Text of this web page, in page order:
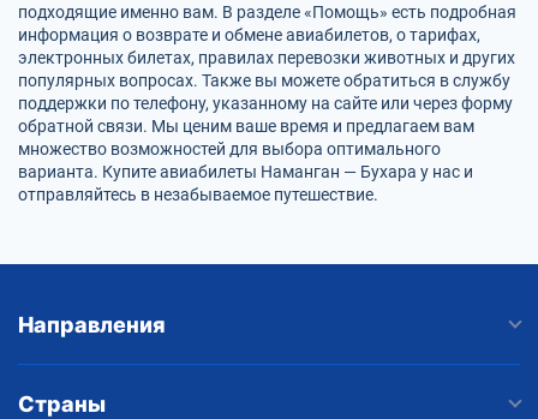
подходящие именно вам. В разделе «Помощь» есть подробная
информация о возврате и обмене авиабилетов, о тарифах,
электронных билетах, правилах перевозки животных и других
популярных вопросах. Также вы можете обратиться в службу
поддержки по телефону, указанному на сайте или через форму
обратной связи. Мы ценим ваше время и предлагаем вам
множество возможностей для выбора оптимального
варианта. Купите авиабилеты Наманган — Бухара у нас и
отправляйтесь в незабываемое путешествие.
Направления
Страны